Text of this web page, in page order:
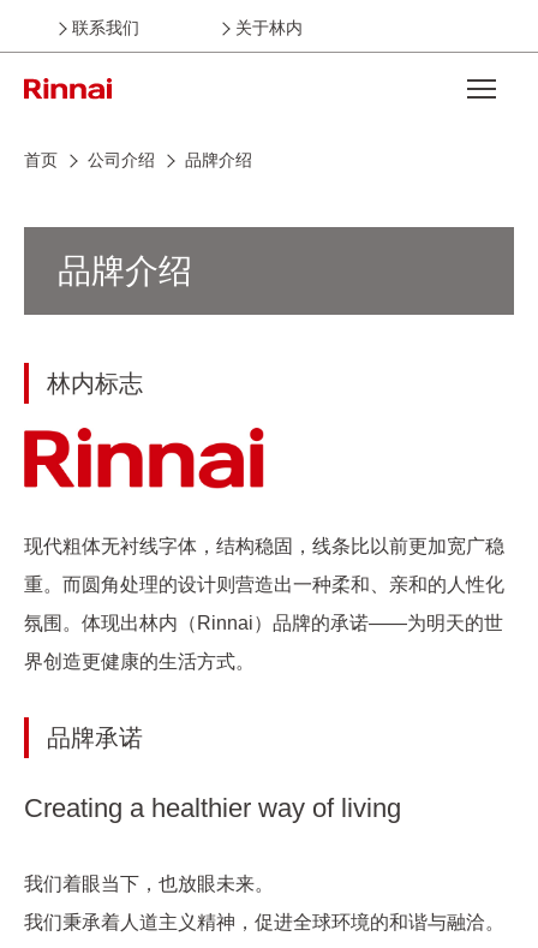
联系我们 关于林内
Open the
首页 公司介绍 品牌介绍
品牌介绍
林内标志
现代粗体无衬线字体，结构稳固，线条比以前更加宽广稳
重。而圆角处理的设计则营造出一种柔和、亲和的人性化
氛围。体现出林内（Rinnai）品牌的承诺——为明天的世
界创造更健康的生活方式。
品牌承诺
Creating a healthier way of living
我们着眼当下，也放眼未来。
我们秉承着人道主义精神，促进全球环境的和谐与融洽。